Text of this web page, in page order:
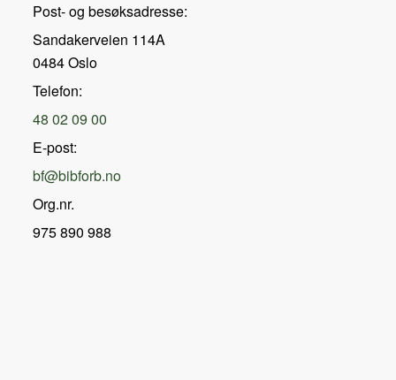
Post- og besøksadresse:
Sandakerveien 114A
0484 Oslo
Telefon:
48 02 09 00
E-post:
bf@bibforb.no
Org.nr.
975 890 988